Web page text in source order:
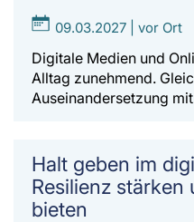
09.03.2027 | vor Ort
Digitale Medien und
Alltag zunehmend.
Auseinandersetzung
Halt geben im
Resilienz
bieten